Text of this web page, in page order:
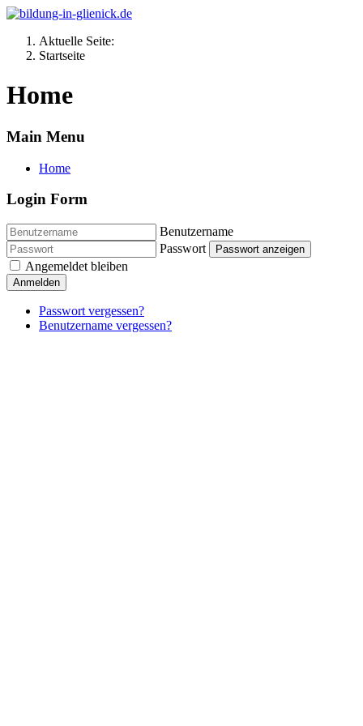
Aktuelle Seite:
Startseite
Home
Main Menu
Home
Login Form
Benutzername
Passwort
Passwort anzeigen
Angemeldet bleiben
Anmelden
Passwort vergessen?
Benutzername vergessen?